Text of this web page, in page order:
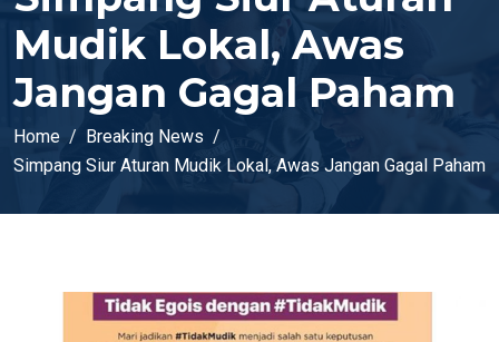
Mudik Lokal, Awas
Jangan Gagal Paham
Home
Breaking News
Simpang Siur Aturan Mudik Lokal, Awas Jangan Gagal Paham